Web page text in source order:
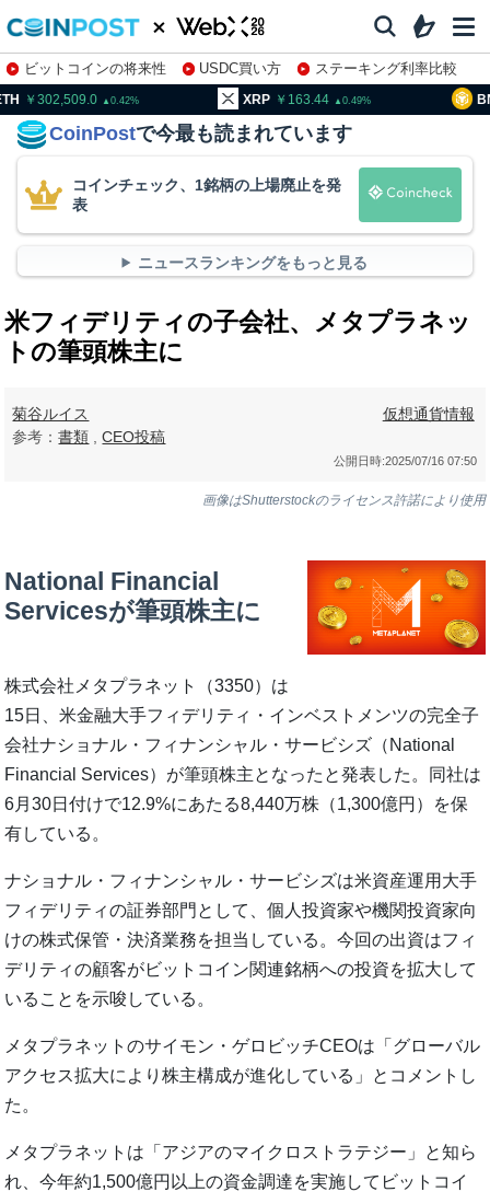
ビットコインの将来性 USDC買い方
ステーキング利率比較
株特集・関連銘柄
0.42 XRP 163.44 0.49 BNB
CoinPostで今最も読まれています
コインチェック、1銘柄の上場廃止を発
表
ニュースランキングをもっと見る
米フィデリティの子会社、メタプラネッ
トの筆頭株主に
菊谷ルイス
参考：書類 ,CEO投稿
仮想通貨情報
公開日時:2025/07/16 07:50
画像はShutterstockのライセンス許諾により使用
National Financial
Servicesが筆頭株主に
株式会社メタプラネット（3350）は
15日、米金融大手フィデリティ・インベストメンツの完全子
会社ナショナル・フィナンシャル・サービシズ（National
Financial Services）が筆頭株主となったと発表した。同社は
6月30日付けで12.9%にあたる8,440万株（1,300億円）を保
有している。
ナショナル・フィナンシャル・サービシズは米資産運用大手
フィデリティの証券部門として、個人投資家や機関投資家向
けの株式保管・決済業務を担当している。今回の出資はフィ
デリティの顧客がビットコイン関連銘柄への投資を拡大して
いることを示唆している。
メタプラネットのサイモン・ゲロビッチCEOは「グローバル
アクセス拡大により株主構成が進化している」とコメントし
た。
メタプラネットは「アジアのマイクロストラテジー」と知ら
れ、今年約1,500億円以上の資金調達を実施してビットコイ